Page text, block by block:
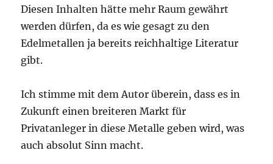
Diesen Inhalten hätte mehr Raum gewährt
werden dürfen, da es wie gesagt zu den
Edelmetallen ja bereits reichhaltige Literatur
gibt.
Ich stimme mit dem Autor überein, dass es in
Zukunft einen breiteren Markt für
Privatanleger in diese Metalle geben wird, was
auch absolut Sinn macht.